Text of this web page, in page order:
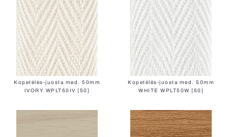
Kopetėlės-juosta med. 50mm
IVORY WPLT50IV [50]
Kopetėlės-juosta med. 50mm
WHITE WPLT50W [50]